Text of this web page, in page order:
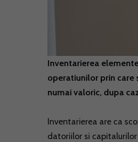
Inventarierea
operatiunilor prin
numai valoric, dupa
Inventarierea are ca
datoriilor si